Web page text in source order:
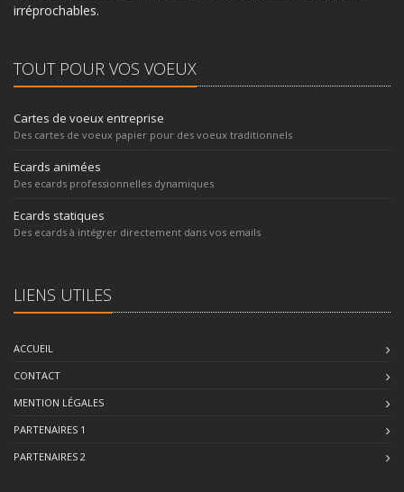
irréprochables.
TOUT POUR VOS VOEUX
Cartes de voeux entreprise
Des cartes de voeux papier pour des voeux traditionnels
Ecards animées
Des ecards professionnelles dynamiques
Ecards statiques
Des ecards à intégrer directement dans vos emails
LIENS UTILES
ACCUEIL
CONTACT
MENTION LÉGALES
PARTENAIRES 1
PARTENAIRES 2